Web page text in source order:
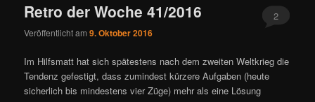
Retro der Woche 41/2016
Veröffentlicht am9. Oktober 2016
2
Im Hilfsmatt hat sich spätestens nach dem zweiten Weltkrieg die
Tendenz gefestigt, dass zumindest kürzere Aufgaben (heute
sicherlich bis mindestens vier Züge) mehr als eine Lösung